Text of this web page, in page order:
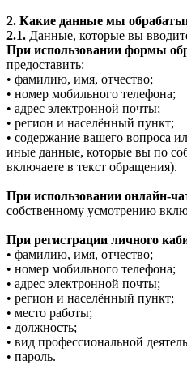
2. Какие данные мы
2.1. Данные, которые вы
При использовании формы
предоставить:
• фамилию, имя, отчество;
• номер мобильного телефона;
• адрес электронной почты;
• регион и населённый пункт;
• содержание вашего вопроса
иные данные, которые вы по
включаете в текст обращения).
При использовании онлайн-
собственному усмотрению
При регистрации личного
• фамилию, имя, отчество;
• номер мобильного телефона;
• адрес электронной почты;
• регион и населённый пункт;
• место работы;
• должность;
• вид профессиональной
• пароль.